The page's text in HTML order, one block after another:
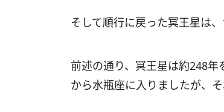
そして順行に戻った冥王星は
前述の通り、冥王星は約248
から水瓶座に入りましたが、